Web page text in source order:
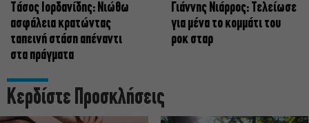
Tάσος Ιορδανίδης: Νιώθω
ασφάλεια κρατώντας
ταπεινή στάση απέναντι
στα πράγματα
Γιάννης Νιάρρος: Τελείωσε
για μένα το κομμάτι του
ροκ σταρ
Κερδίστε Προσκλήσεις